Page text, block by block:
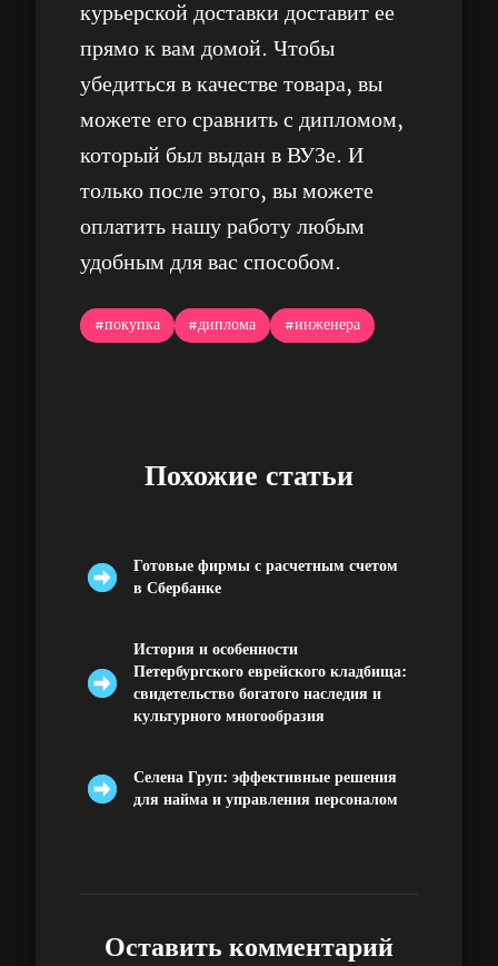
курьерской доставки доставит ее
прямо к вам домой. Чтобы
убедиться в качестве товара, вы
можете его сравнить с дипломом,
который был выдан в ВУЗе. И
только после этого, вы можете
оплатить нашу работу любым
удобным для вас способом.
#покупка #диплома #инженера
Похожие статьи
Готовые фирмы с расчетным счетом
в Сбербанке
История и особенности
Петербургского еврейского кладбища:
свидетельство богатого наследия и
культурного многообразия
Селена Груп: эффективные решения
для найма и управления персоналом
Оставить комментарий